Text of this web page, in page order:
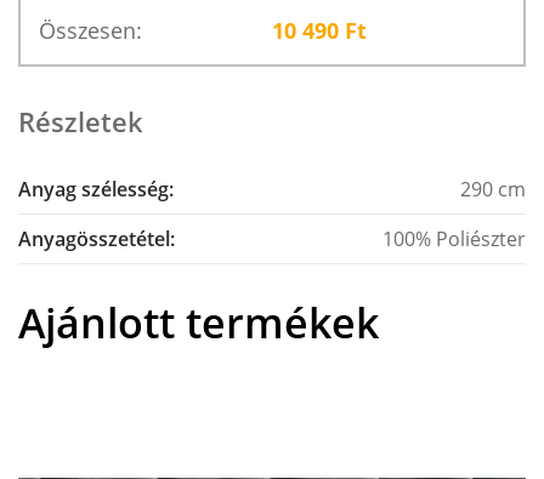
Összesen: 10 490 Ft
Részletek
Anyag szélesség:
290 cm
Anyagösszetétel:
100% Poliészter
Ajánlott termékek